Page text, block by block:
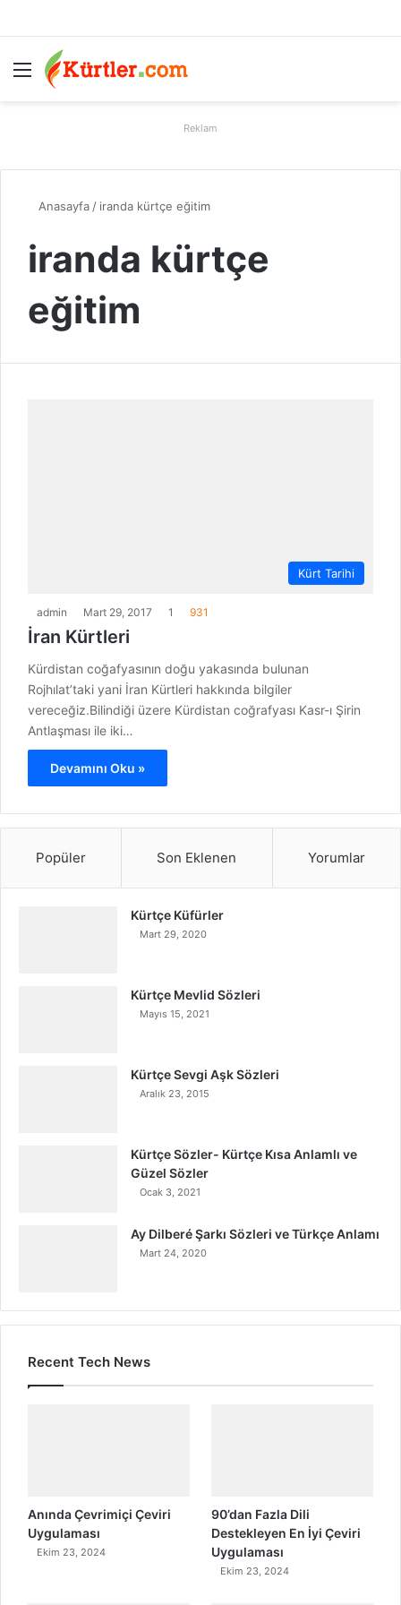
Menü
Reklam
Anasayfa / iranda kürtçe eğitim
iranda kürtçe
eğitim
Kürt Tarihi
admin Mart 29, 2017 1 931
İran Kürtleri
Kürdistan coğafyasının doğu yakasında bulunan
Rojhılat’taki yani İran Kürtleri hakkında bilgiler
vereceğiz.Bilindiği üzere Kürdistan coğrafyası Kasr-ı Şirin
Antlaşması ile iki…
Devamını Oku »
Popüler Son Eklenen Yorumlar
Kürtçe Küfürler
Mart 29, 2020
Kürtçe Mevlid Sözleri
Mayıs 15, 2021
Kürtçe Sevgi Aşk Sözleri
Aralık 23, 2015
Kürtçe Sözler- Kürtçe Kısa Anlamlı ve
Güzel Sözler
Ocak 3, 2021
Ay Dilberé Şarkı Sözleri ve Türkçe Anlamı
Mart 24, 2020
Recent Tech News
Anında Çevrimiçi Çeviri
Uygulaması
Ekim 23, 2024
90’dan Fazla Dili
Destekleyen En İyi Çeviri
Uygulaması
Ekim 23, 2024